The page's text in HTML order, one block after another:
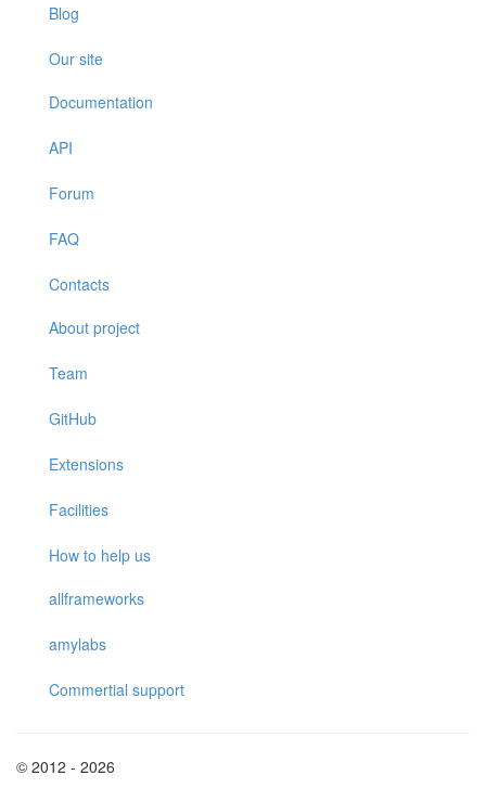
Blog
Our site
Documentation
API
Forum
FAQ
Contacts
About project
Team
GitHub
Extensions
Facilities
How to help us
allframeworks
amylabs
Commertial support
© 2012 - 2026